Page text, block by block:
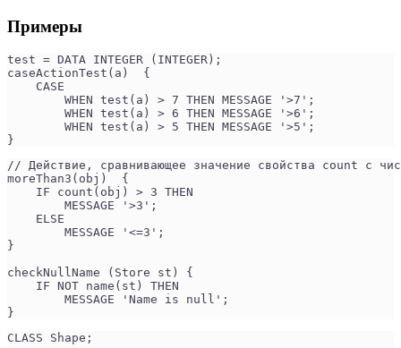
Примеры
test = DATA INTEGER (INTEGER);
caseActionTest(a)  {
    CASE
        WHEN test(a) > 7 THEN MESSAGE '>7';
        WHEN test(a) > 6 THEN MESSAGE '>6';
        WHEN test(a) > 5 THEN MESSAGE '>5';
}
// Действие, сравнивающее значение свойства count с
moreThan3(obj)  {
    IF count(obj) > 3 THEN
        MESSAGE '>3';
    ELSE
        MESSAGE '<=3';
}
checkNullName (Store st) {
    IF NOT name(st) THEN
        MESSAGE 'Name is null';
}
CLASS Shape;